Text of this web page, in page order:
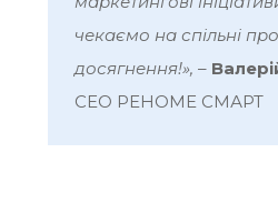
чекаємо на спільні
досягнення!», –
CEO РЕНОМЕ СМАРТ